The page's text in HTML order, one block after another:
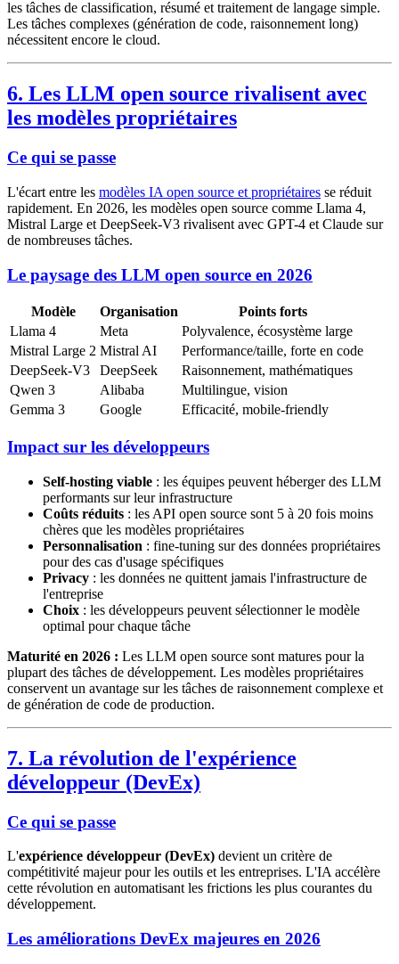
les tâches de classification, résumé et traitement de langage simple.
Les tâches complexes (génération de code, raisonnement long)
nécessitent encore le cloud.
6. Les LLM open source rivalisent avec
les modèles propriétaires
Ce qui se passe
L'écart entre les modèles IA open source et propriétaires se réduit
rapidement. En 2026, les modèles open source comme Llama 4,
Mistral Large et DeepSeek-V3 rivalisent avec GPT-4 et Claude sur
de nombreuses tâches.
Le paysage des LLM open source en 2026
Modèle Organisation
Points forts
Llama 4
Meta
Polyvalence, écosystème large
Mistral Large 2 Mistral AI
Performance/taille, forte en code
DeepSeek-V3
DeepSeek
Raisonnement, mathématiques
Qwen 3
Alibaba
Multilingue, vision
Gemma 3
Google Efficacité, mobile-friendly
Impact sur les développeurs
Self-hosting viable : les équipes peuvent héberger des LLM
performants sur leur infrastructure
Coûts réduits : les API open source sont 5 à 20 fois moins
chères que les modèles propriétaires
Personnalisation : fine-tuning sur des données propriétaires
pour des cas d'usage spécifiques
Privacy : les données ne quittent jamais l'infrastructure de
l'entreprise
Choix : les développeurs peuvent sélectionner le modèle
optimal pour chaque tâche
Maturité en 2026 : Les LLM open source sont matures pour la
plupart des tâches de développement. Les modèles propriétaires
conservent un avantage sur les tâches de raisonnement complexe et
de génération de code de production.
7. La révolution de l'expérience
développeur (DevEx)
Ce qui se passe
L'expérience développeur (DevEx) devient un critère de
compétitivité majeur pour les outils et les entreprises. L'IA accélère
cette révolution en automatisant les frictions les plus courantes du
développement.
Les améliorations DevEx majeures en 2026